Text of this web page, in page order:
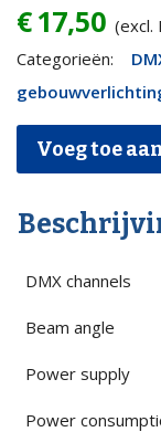
€17,50 (excl.
CLF
YARA
IP65
RGBW
spot
Categorieën:
Voeg toe
DMX channels
Beam angle
Power supply
Power